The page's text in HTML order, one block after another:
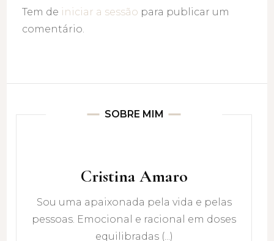
Tem de iniciar a sessão para publicar um
comentário.
SOBRE MIM
Cristina Amaro
Sou uma apaixonada pela vida e pelas
pessoas. Emocional e racional em doses
equilibradas (...)